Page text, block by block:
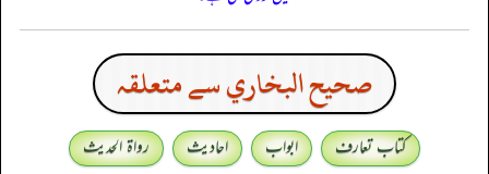
صحيح البخاري سے متعلقہ
کتاب تعارف ابواب احادیث
رواۃ الحدیث